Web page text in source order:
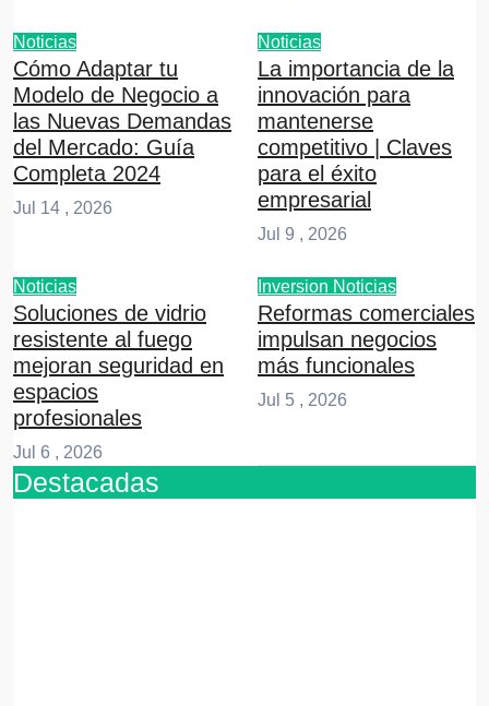
Noticias
Cómo Adaptar tu
Modelo de Negocio a
las Nuevas Demandas
del Mercado: Guía
Completa 2024
Jul 14 , 2026
Noticias
La importancia de la
innovación para
mantenerse
competitivo | Claves
para el éxito
empresarial
Jul 9 , 2026
Noticias
Soluciones de vidrio
resistente al fuego
mejoran seguridad en
espacios
profesionales
Jul 6 , 2026
Inversion Noticias
Reformas comerciales
impulsan negocios
más funcionales
Jul 5 , 2026
Destacadas